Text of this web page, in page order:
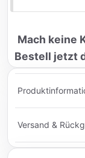
Mach keine
Bestell jetzt
Versand &